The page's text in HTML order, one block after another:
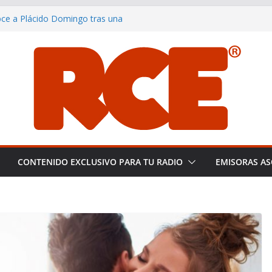
a Plácido Domingo tras una
de España: Libertad y
y consolidándose como
smooth jazz en español.
y su equipo en Miami: un
pericial
CONTENIDO EXCLUSIVO PARA TU RADIO EMISORAS